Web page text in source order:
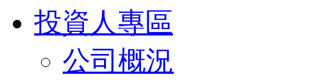
投資人專區
公司概況